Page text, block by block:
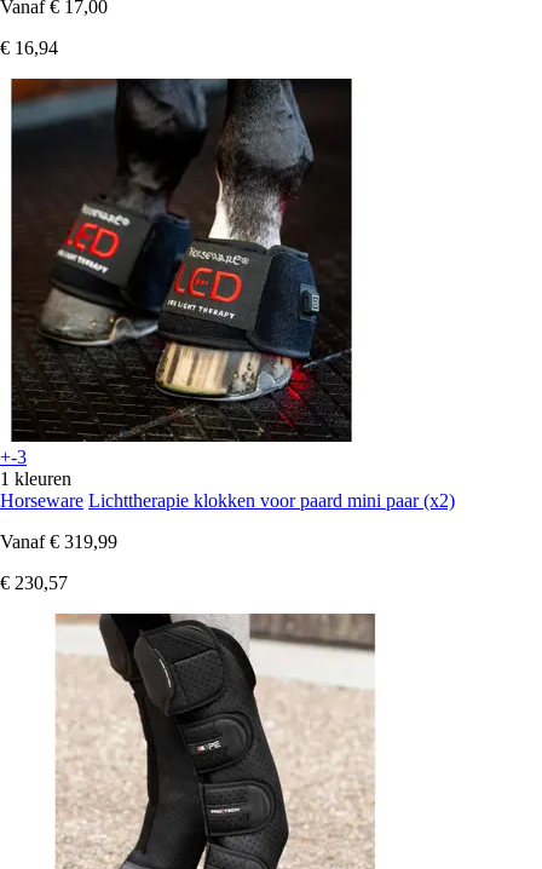
Vanaf € 17,00
€ 16,94
+-3
1 kleuren
Horseware Lichttherapie klokken voor paard mini paar (x2)
Vanaf € 319,99
€ 230,57